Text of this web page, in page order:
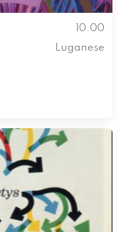
10.00
Luganese